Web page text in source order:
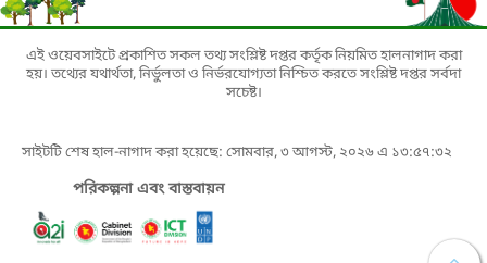
এই ওয়েবসাইটে প্রকাশিত সকল তথ্য সংশ্লিষ্ট দপ্তর কর্তৃক নিয়মিত হালনাগাদ করা
হয়। তথ্যের যথার্থতা, নির্ভুলতা ও নির্ভরযোগ্যতা নিশ্চিত করতে সংশ্লিষ্ট দপ্তর সর্বদা
সচেষ্ট।
সাইটটি শেষ হাল-নাগাদ করা হয়েছে: সোমবার, ৩ আগস্ট, ২০২৬ এ ১৩:৫৭:৩২
পরিকল্পনা এবং বাস্তবায়ন